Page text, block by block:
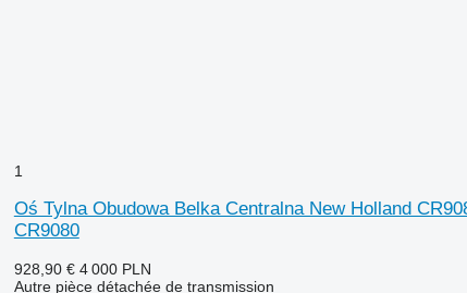
1
Oś Tylna Obudowa Belka Centralna New Holland
CR9080
928,90 € 4 000 PLN
Autre pièce détachée de transmission